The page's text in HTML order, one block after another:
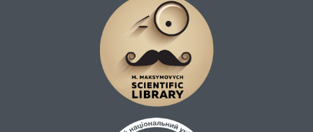
консультування потенційних учасників
аукціонів; моніторинг інвестиційно
привабливих земельних ділянок та
допрацювання електронної
торгової системи.